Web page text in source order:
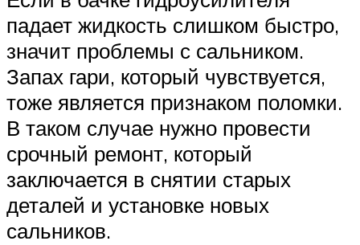
падает жидкость слишком быстро,
значит проблемы с сальником.
Запах гари, который чувствуется,
тоже является признаком поломки.
В таком случае нужно провести
срочный ремонт, который
заключается в снятии старых
деталей и установке новых
сальников.